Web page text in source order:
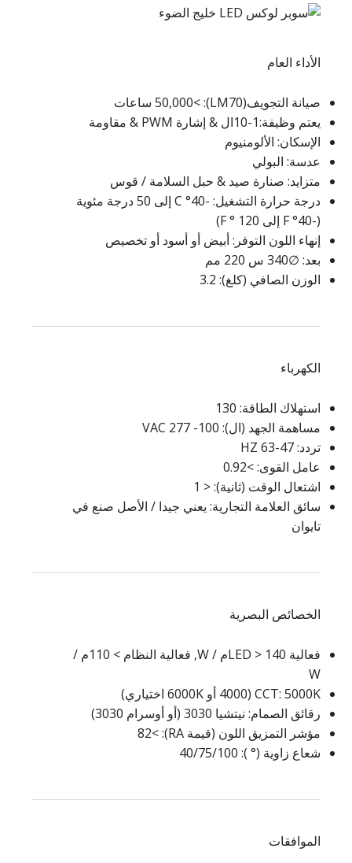
الأداء العام
صيانة التجويف(LM70): >50,000 ساعات
يعتم وظيفة:1-10ال & إشارة PWM & مقاومة
الإسكان: الألومنيوم
عدسة: البولي
متزايد: صنارة صيد & حبل السلامة / قوس
درجة حرارة التشغيل: -40° C إلى 50 درجة مئوية
(-40° F إلى 120 ° F)
إنهاء اللون التوفر: أبيض أو أسود أو تخصيص
بعد: ∅340 س 220 مم
الوزن الصافي (كلغ): 3.2
الكهرباء
استهلاك الطاقة: 130
مساهمة الجهد (ال): 100- 277 VAC
تردد: 47-63 HZ
عامل القوى: >0.92
اشتعال الوقت (ثانية): < 1
سائق العلامة التجارية: يعني جيدا / الأصل صنع في
تايوان
الخصائص البصرية
فعالية LED > 140م / W, فعالية النظام > 110م /
W
CCT: 5000K (4000 أو 6000K اختياري)
رقائق الصمام: نيتشيا 3030 (أو أوسرام 3030)
مؤشر التمزيق اللون (قيمة RA): >82
شعاع زاوية (° ): 40/75/100
الموافقات